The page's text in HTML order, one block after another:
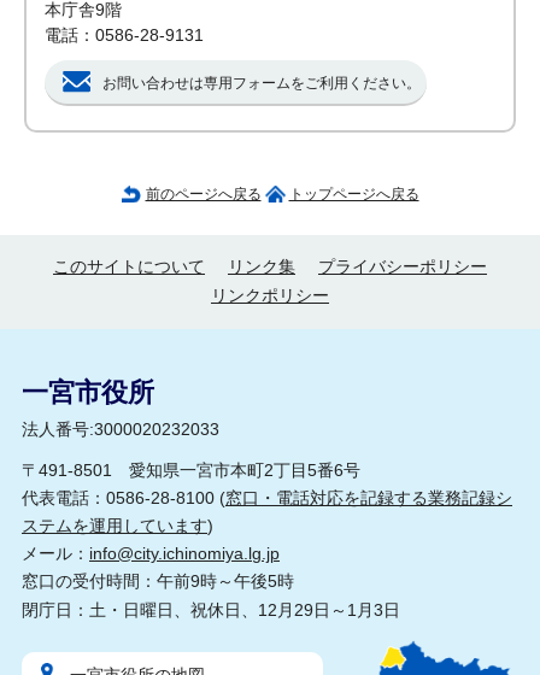
本庁舎9階
電話：0586-28-9131
お問い合わせは専用フォームをご利用ください。
前のページへ戻る トップページへ戻る
このサイトについて リンク集
プライバシーポリシー
リンクポリシー
一宮市役所
法人番号:3000020232033
〒491-8501 愛知県一宮市本町2丁目5番6号
代表電話：0586-28-8100 (窓口・電話対応を記録する業務記録シ
ステムを運用しています)
メール： info@city.ichinomiya.lg.jp
窓口の受付時間：午前9時～午後5時
閉庁日：土・日曜日、祝休日、12月29日～1月3日